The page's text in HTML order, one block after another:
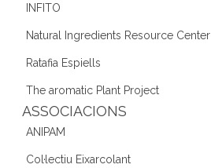
INFITO
Natural Ingredients Resource Center
Ratafia Espiells
The aromatic Plant Project
ASSOCIACIONS
ANIPAM
Col·lectiu Eixarcolant